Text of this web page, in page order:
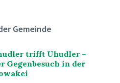
Gemeinde
trifft Uhudler –
Gegenbesuch in der